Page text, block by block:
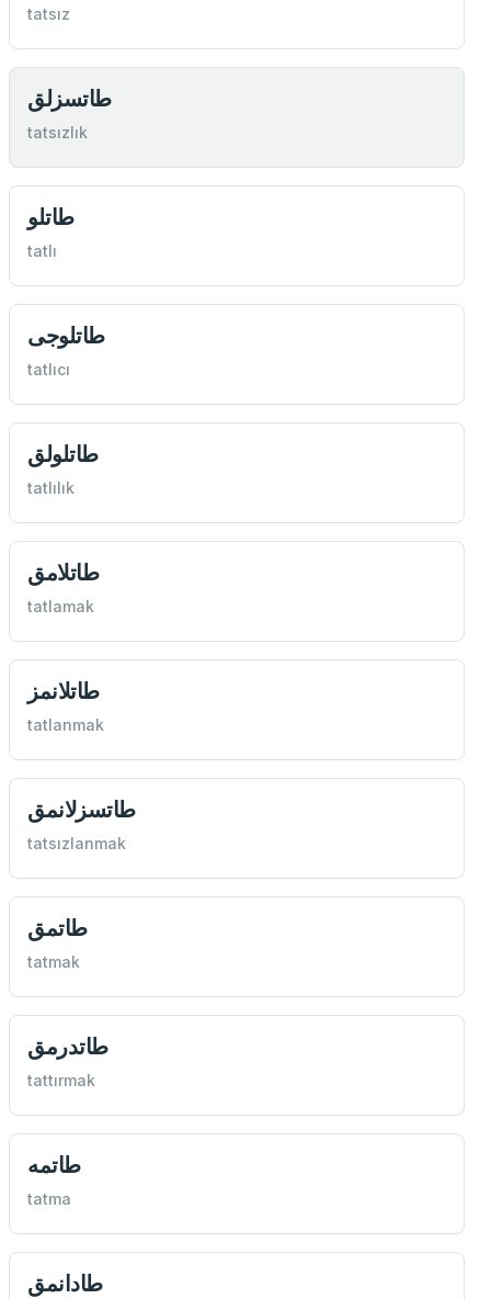
tatsız
طاتسزلق
tatsızlık
طاتلو
tatlı
طاتلوجی
tatlıcı
طاتلولق
tatlılık
طاتلامق
tatlamak
طاتلانمز
tatlanmak
طاتسزلانمق
tatsızlanmak
طاتمق
tatmak
طاتدرمق
tattırmak
طاتمه
tatma
طادانمق